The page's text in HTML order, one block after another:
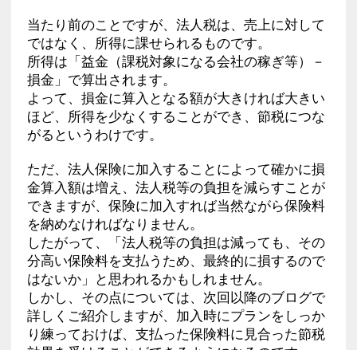
当たり前のことですが、法人税は、売上に対して
ではなく、所得に課せられるものです。
所得は「益金（課税対象になる会社の稼ぎ等）－
損金」で算出されます。
よって、損金に算入となる額が大きければ大きい
ほど、所得を少なくすることができ、節税につな
がるというわけです。
ただ、法人保険に加入することによって確かに損
金算入額は増え、法人税等の負担を減らすことが
できますが、保険に加入すれば当然ながら保険料
を納めなければなりません。
したがって、「法人税等の負担は減っても、その
分高い保険料を支払うため、最終的に損するので
はないか」と思われるかもしれません。
しかし、その点については、次回以降のブログで
詳しくご紹介しますが、加入時にプランをしっか
り練っておけば、支払った保険料に見合った節税